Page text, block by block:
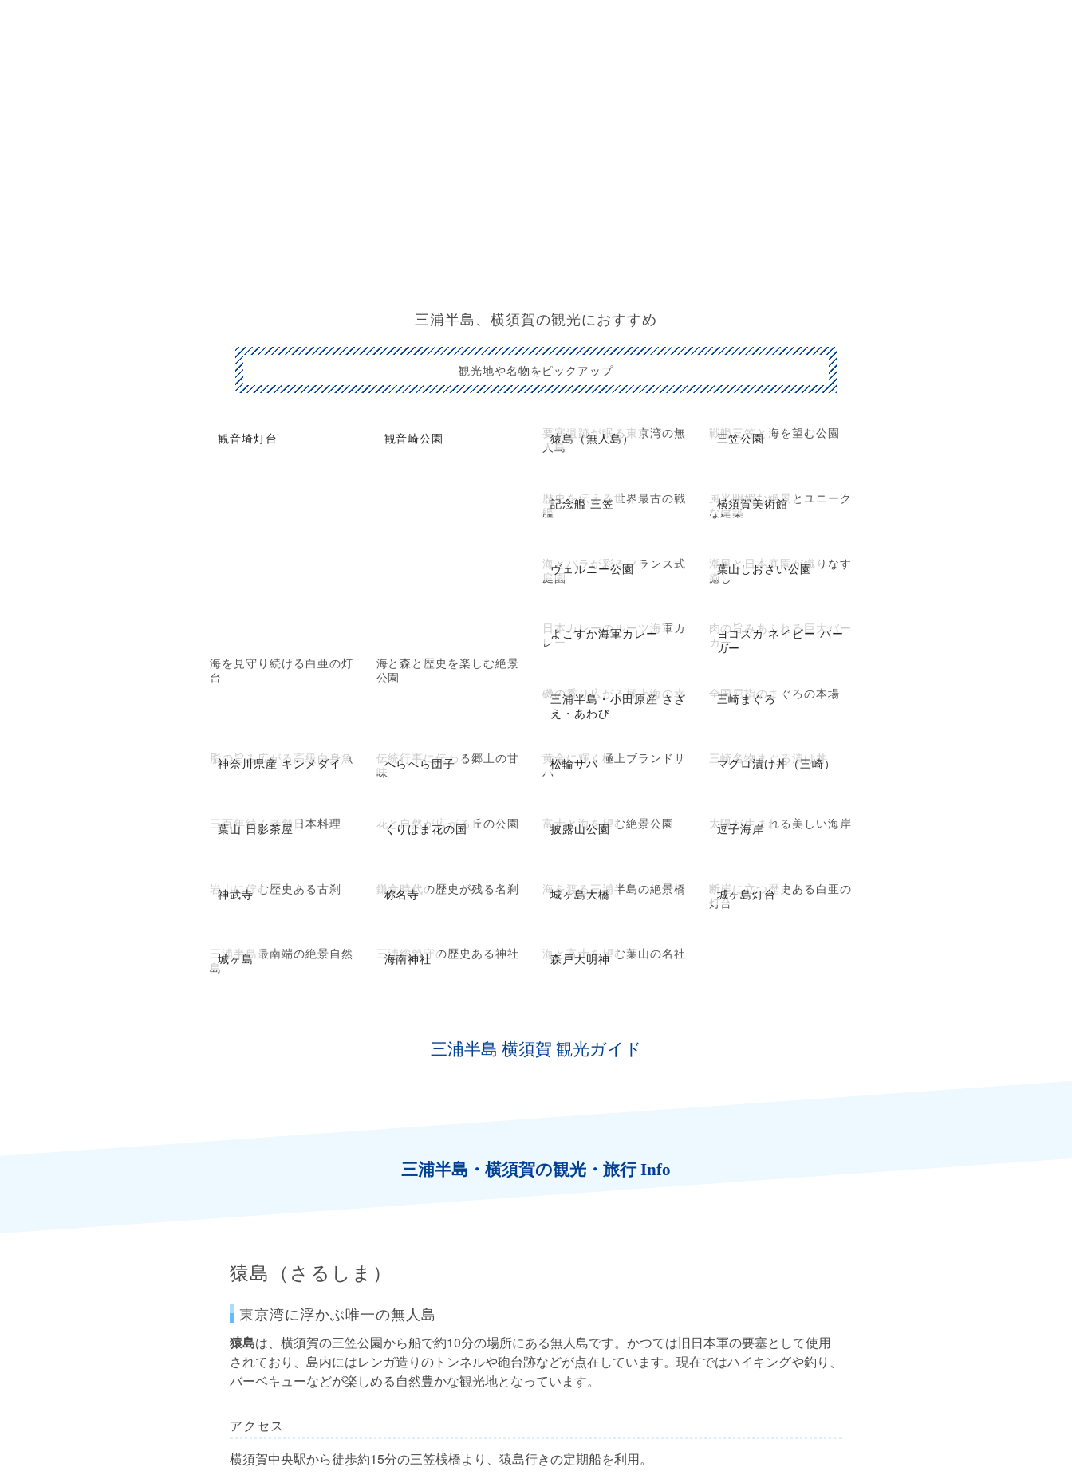
三浦半島、横須賀の観光におすすめ
観光地や名物をピックアップ
観音埼灯台
海を見守り続ける白亜の灯
台
観音崎公園
海と森と歴史を楽しむ絶景
公園
猿島（無人島）
要塞遺跡が眠る東京湾の無
人島
三笠公園
戦艦三笠と海を望む公園
記念艦 三笠
歴史を伝える世界最古の戦
艦
横須賀美術館
風光明媚な絶景とユニーク
な建築
ヴェルニー公園
海とバラが彩るフランス式
庭園
葉山しおさい公園
潮風と日本庭園が織りなす
癒し
よこすか海軍カレー
日本カレーのルーツ海軍カ
レー
ヨコスカ ネイビー バー
ガー
肉の旨みあふれる巨大バー
ガー
三浦半島・小田原産 さざ
え・あわび
磯の香り広がる極上海の幸 三崎まぐろ
全国屈指のまぐろの本場
神奈川県産 キンメダイ
脂の旨み広がる高級白身魚 へらへら団子
伝統行事に伝わる郷土の甘
味
松輪サバ
黄金に輝く極上ブランドサ
バ
マグロ漬け丼（三崎）
三崎名物まぐろ漬け丼
葉山 日影茶屋
三百年続く老舗日本料理 くりはま花の国
花と自然が広がる丘の公園 披露山公園
富士と海を望む絶景公園 逗子海岸
太陽が生まれる美しい海岸
神武寺
岩山に佇む歴史ある古刹 称名寺
鎌倉時代の歴史が残る名刹 城ヶ島大橋
海を渡る三浦半島の絶景橋 城ヶ島灯台
断崖に立つ歴史ある白亜の
灯台
城ヶ島
三浦半島最南端の絶景自然
島
海南神社
三浦総鎮守の歴史ある神社 森戸大明神
海と富士を望む葉山の名社
三浦半島 横須賀 観光ガイド
三浦半島・横須賀の観光・旅行 Info
猿島（さるしま）
東京湾に浮かぶ唯一の無人島
猿島は、横須賀の三笠公園から船で約10分の場所にある無人島です。かつては旧日本軍の要塞として使用
されており、島内にはレンガ造りのトンネルや砲台跡などが点在しています。現在ではハイキングや釣り、
バーベキューなどが楽しめる自然豊かな観光地となっています。
アクセス
横須賀中央駅から徒歩約15分の三笠桟橋より、猿島行きの定期船を利用。